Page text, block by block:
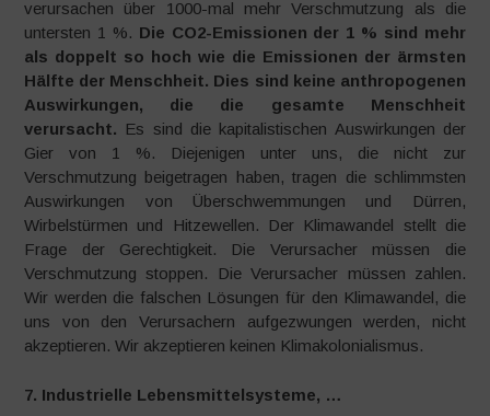
verursachen über 1000-mal mehr Verschmutzung als die
untersten 1 %. Die CO2-Emissionen der 1 % sind mehr
als doppelt so hoch wie die Emissionen der ärmsten
Hälfte der Menschheit. Dies sind keine anthropogenen
Auswirkungen, die die gesamte Menschheit
verursacht. Es sind die kapitalistischen Auswirkungen der
Gier von 1 %. Diejenigen unter uns, die nicht zur
Verschmutzung beigetragen haben, tragen die schlimmsten
Auswirkungen von Überschwemmungen und Dürren,
Wirbelstürmen und Hitzewellen. Der Klimawandel stellt die
Frage der Gerechtigkeit. Die Verursacher müssen die
Verschmutzung stoppen. Die Verursacher müssen zahlen.
Wir werden die falschen Lösungen für den Klimawandel, die
uns von den Verursachern aufgezwungen werden, nicht
akzeptieren. Wir akzeptieren keinen Klimakolonialismus.
7. Industrielle Lebensmittelsysteme, …